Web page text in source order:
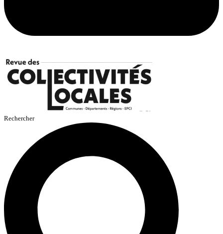
Rechercher